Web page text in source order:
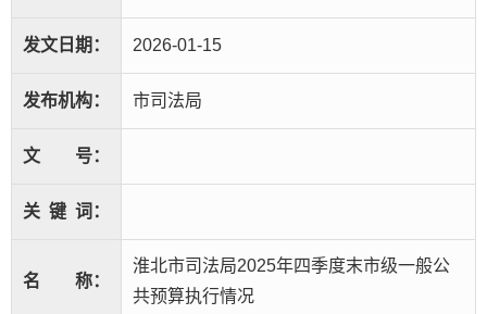
发文日期： 2026-01-15
发布机构： 市司法局
文 号：
关 键 词：
名 称：
淮北市司法局2025年四季度末市级一般公
共预算执行情况